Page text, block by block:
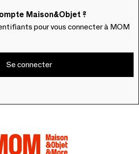
Maison&Objet ?
pour vous connecter à MOM
Se connecter